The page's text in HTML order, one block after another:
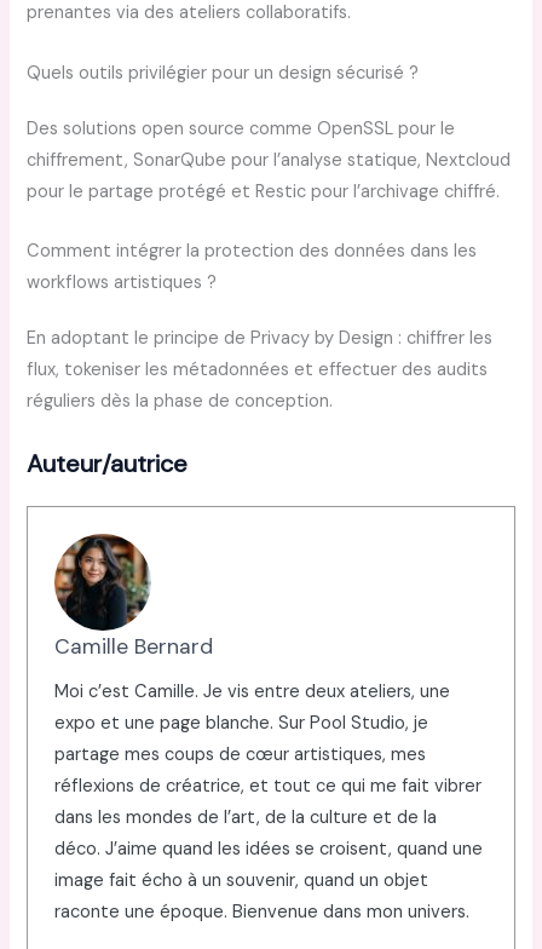
prenantes via des ateliers collaboratifs.
Quels outils privilégier pour un design sécurisé ?
Des solutions open source comme OpenSSL pour le
chiffrement, SonarQube pour l’analyse statique, Nextcloud
pour le partage protégé et Restic pour l’archivage chiffré.
Comment intégrer la protection des données dans les
workflows artistiques ?
En adoptant le principe de Privacy by Design : chiffrer les
flux, tokeniser les métadonnées et effectuer des audits
réguliers dès la phase de conception.
Auteur/autrice
Camille Bernard
Moi c’est Camille. Je vis entre deux ateliers, une
expo et une page blanche. Sur Pool Studio, je
partage mes coups de cœur artistiques, mes
réflexions de créatrice, et tout ce qui me fait vibrer
dans les mondes de l’art, de la culture et de la
déco. J’aime quand les idées se croisent, quand une
image fait écho à un souvenir, quand un objet
raconte une époque. Bienvenue dans mon univers.